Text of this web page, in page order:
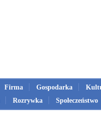
Firma Gospodarka
Rozrywka Społeczeństwo